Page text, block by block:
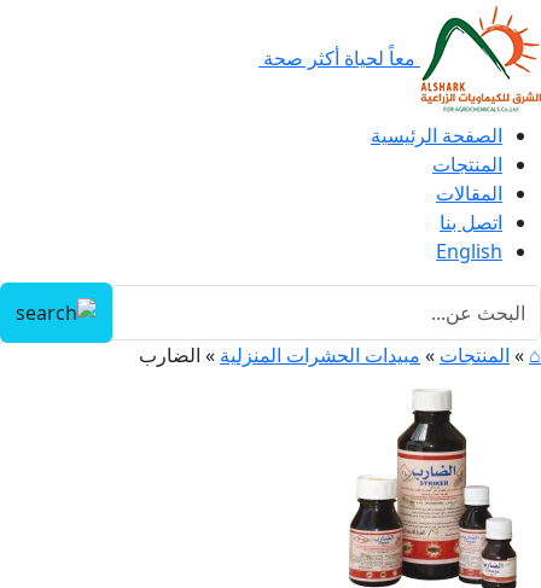
معاً لحياة أكثر صحة
الصفحة الرئيسية
المنتجات
المقالات
اتصل بنا
English
⌂
» المنتجات » مبيدات الحشرات المنزلية » الضارب